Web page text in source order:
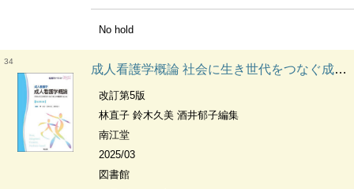
No hold
34
成人看護学概論 社会に生き世代をつなぐ成人の健康を支える 看護学テキストnice. 成人看護学
改訂第5版
林直子 鈴木久美 酒井郁子編集
南江堂
2025/03
図書館